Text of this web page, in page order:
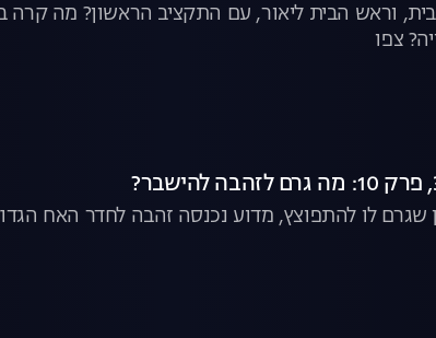
וראש הבית ליאור, עם התקציב הראשון? מה קרה
צפו
שגרם לו להתפוצץ, מדוע נכנסה זהבה לחדר האח